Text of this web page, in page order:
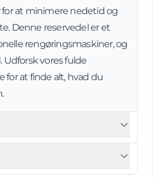
at minimere nedetid og
Denne reservedel er et
rengøringsmaskiner, og
vores fulde
for at finde alt, hvad du